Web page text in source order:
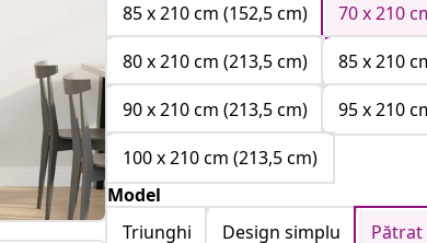
85 x 210 cm (152,5 cm)
70 x 210
80 x 210 cm (213,5 cm)
85 x 210
90 x 210 cm (213,5 cm)
95 x 210
100 x 210 cm (213,5 cm)
Model
Triunghi
Design simplu
Pătrat